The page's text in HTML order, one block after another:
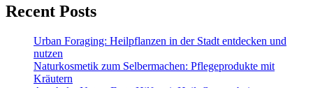
Recent Posts
Urban Foraging: Heilpflanzen in der Stadt entdecken und
nutzen
Naturkosmetik zum Selbermachen: Pflegeprodukte mit
Kräutern